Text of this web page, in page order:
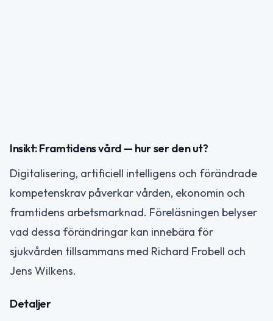
Insikt: Framtidens vård — hur ser den ut?
Digitalisering, artificiell intelligens och förändrade
kompetenskrav påverkar vården, ekonomin och
framtidens arbetsmarknad. Föreläsningen belyser
vad dessa förändringar kan innebära för
sjukvården tillsammans med Richard Frobell och
Jens Wilkens.
Detaljer